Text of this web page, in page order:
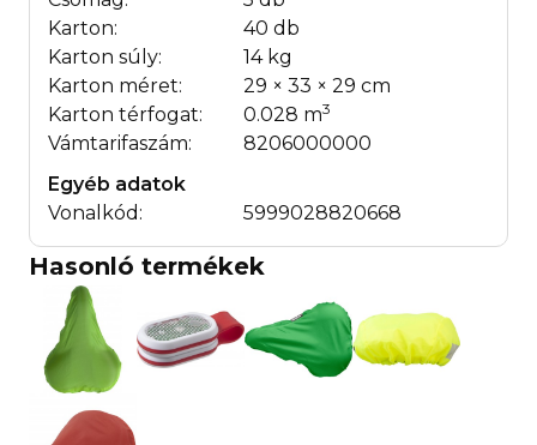
Karton:
40 db
Karton súly:
14 kg
Karton méret:
29 × 33 × 29 cm
Karton térfogat:
0.028 m3
Vámtarifaszám:
8206000000
Egyéb adatok
Vonalkód:
5999028820668
Hasonló termékek